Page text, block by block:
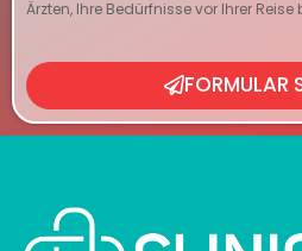
Ärzten, Ihre Bedürfnisse vor Ihrer Reise
FORMULAR